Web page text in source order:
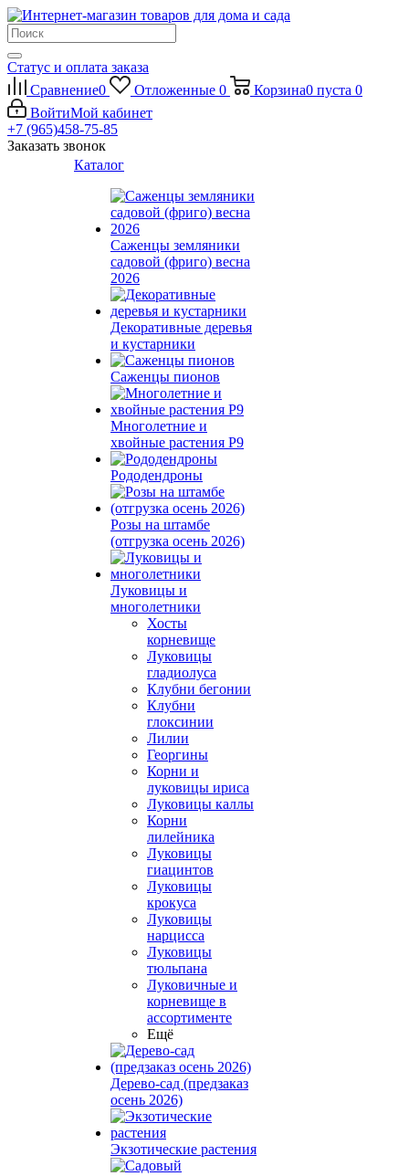
Статус и оплата заказа
Сравнение0 Отложенные 0 Корзина0 пуста 0
ВойтиМой кабинет
+7 (965)458-75-85
Заказать звонок
Каталог
Саженцы земляники
садовой (фриго) весна
2026
Декоративные деревья
и кустарники
Саженцы пионов
Многолетние и
хвойные растения Р9
Рододендроны
Розы на штамбе
(отгрузка осень 2026)
Луковицы и
многолетники
Хосты
корневище
Луковицы
гладиолуса
Клубни бегонии
Клубни
глоксинии
Лилии
Георгины
Корни и
луковицы ириса
Луковицы каллы
Корни
лилейника
Луковицы
гиацинтов
Луковицы
крокуса
Луковицы
нарцисса
Луковицы
тюльпана
Луковичные и
корневище в
ассортименте
Ещё
Дерево-сад (предзаказ
осень 2026)
Экзотические растения